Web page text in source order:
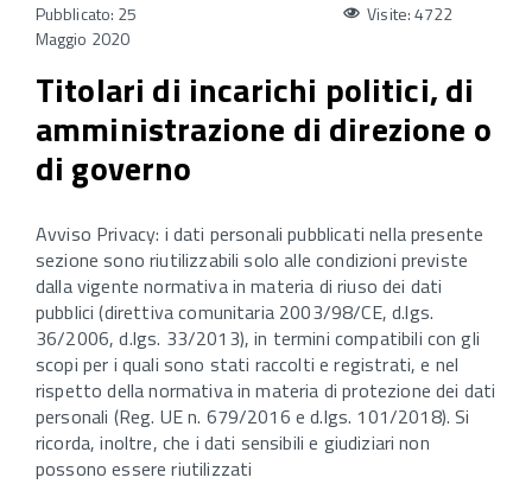
Pubblicato: 25
Maggio 2020
Visite: 4722
Titolari di incarichi politici, di
amministrazione di direzione o
di governo
Avviso Privacy: i dati personali pubblicati nella presente
sezione sono riutilizzabili solo alle condizioni previste
dalla vigente normativa in materia di riuso dei dati
pubblici (direttiva comunitaria 2003/98/CE, d.lgs.
36/2006, d.lgs. 33/2013), in termini compatibili con gli
scopi per i quali sono stati raccolti e registrati, e nel
rispetto della normativa in materia di protezione dei dati
personali (Reg. UE n. 679/2016 e d.lgs. 101/2018). Si
ricorda, inoltre, che i dati sensibili e giudiziari non
possono essere riutilizzati